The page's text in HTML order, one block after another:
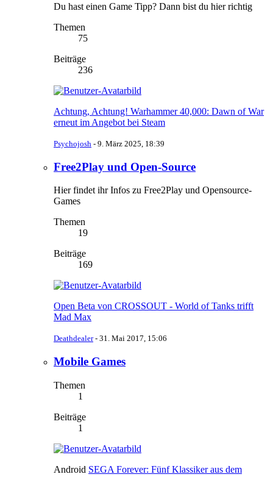
Du hast einen Game Tipp? Dann bist du hier richtig
Themen
75
Beiträge
236
Achtung, Achtung! Warhammer 40,000: Dawn of War
erneut im Angebot bei Steam
Psychojosh - 9. März 2025, 18:39
Free2Play und Open-Source
Hier findet ihr Infos zu Free2Play und Opensource-
Games
Themen
19
Beiträge
169
Open Beta von CROSSOUT - World of Tanks trifft
Mad Max
Deathdealer- 31. Mai 2017, 15:06
Mobile Games
Themen
1
Beiträge
1
Android SEGA Forever: Fünf Klassiker aus dem